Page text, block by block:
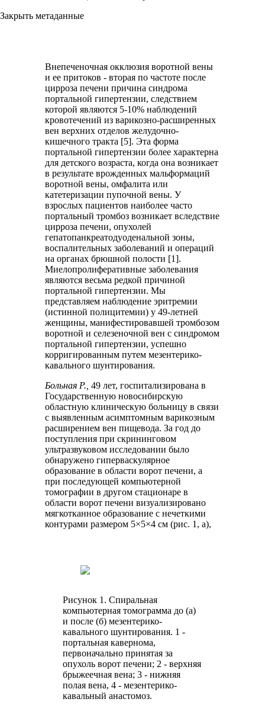
Закрыть метаданные
Внепеченочная окклюзия воротной вены
и ее притоков - вторая по частоте после
цирроза печени причина синдрома
портальной гипертензии, следствием
которой являются 5-10% наблюдений
кровотечений из варикозно-расширенных
вен верхних отделов желудочно-
кишечного тракта [5]. Эта форма
портальной гипертензии более характерна
для детского возраста, когда она возникает
в результате врожденных мальформаций
воротной вены, омфалита или
катетеризации пупочной вены. У
взрослых пациентов наиболее часто
портальный тромбоз возникает вследствие
цирроза печени, опухолей
гепатопанкреатодуоденальной зоны,
воспалительных заболеваний и операций
на органах брюшной полости [1].
Миелопролиферативные заболевания
являются весьма редкой причиной
портальной гипертензии. Мы
представляем наблюдение эритремии
(истинной полицитемии) у 49-летней
женщины, манифестировавшей тромбозом
воротной и селезеночной вен с синдромом
портальной гипертензии, успешно
корригированным путем мезентерико-
кавального шунтирования.
Больная Р., 49 лет, госпитализирована в
Государственную новосибирскую
областную клиническую больницу в связи
с выявленным асимптомным варикозным
расширением вен пищевода. За год до
поступления при скрининговом
ультразвуковом исследовании было
обнаружено гиперваскулярное
образование в области ворот печени, а
при последующей компьютерной
томографии в другом стационаре в
области ворот печени визуализировано
мягкотканное образование с нечеткими
контурами размером 5×5×4 см (рис. 1, а),
Рисунок 1. Спиральная
компьютерная томограмма до (а)
и после (б) мезентерико-
кавального шунтирования. 1 -
портальная кавернома,
первоначально принятая за
опухоль ворот печени; 2 - верхняя
брыжеечная вена; 3 - нижняя
полая вена, 4 - мезентерико-
кавальный анастомоз.